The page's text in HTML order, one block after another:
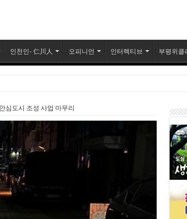
인천인- 仁川人 오피니언 인터렉티브 부평위클
심도시 조성 사업 마무리